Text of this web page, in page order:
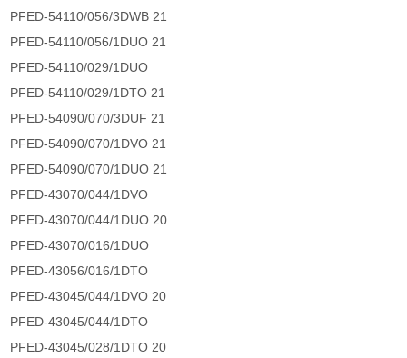
PFED-54110/056/3DWB 21
PFED-54110/056/1DUO 21
PFED-54110/029/1DUO
PFED-54110/029/1DTO 21
PFED-54090/070/3DUF 21
PFED-54090/070/1DVO 21
PFED-54090/070/1DUO 21
PFED-43070/044/1DVO
PFED-43070/044/1DUO 20
PFED-43070/016/1DUO
PFED-43056/016/1DTO
PFED-43045/044/1DVO 20
PFED-43045/044/1DTO
PFED-43045/028/1DTO 20